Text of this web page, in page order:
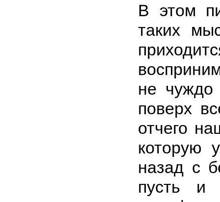
В этом
таких
не чуждо
поверх
отчего
которую
назад с
пусть и